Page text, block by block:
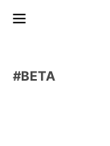
#BETA